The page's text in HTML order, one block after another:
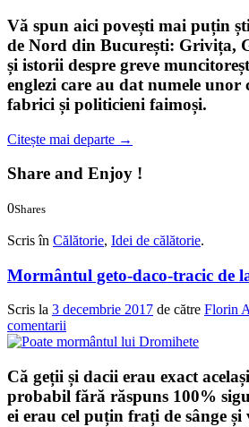
Vă spun aici povești mai puțin
de Nord din București: Grivița,
și istorii despre greve
englezi care au dat numele unor
fabrici și politicieni faimoși.
Citește mai departe →
Share and Enjoy !
0Shares
Scris în Călătorie, Idei de călătorie.
Mormântul geto-daco-tracic de
Scris la 3 decembrie 2017 de către Florin
comentarii
Că geții și dacii erau exact
probabil fără răspuns 100%
ei erau cel puțin frați de sânge